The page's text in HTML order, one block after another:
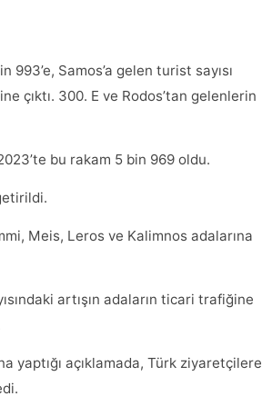
993’e, Samos’a gelen turist sayısı
çıktı. 300. E ve Rodos’tan gelenlerin
bu rakam 5 bin 969 oldu.
Meis, Leros ve Kalimnos adalarına
artışın adaların ticari trafiğine
yaptığı açıklamada, Türk ziyaretçilere